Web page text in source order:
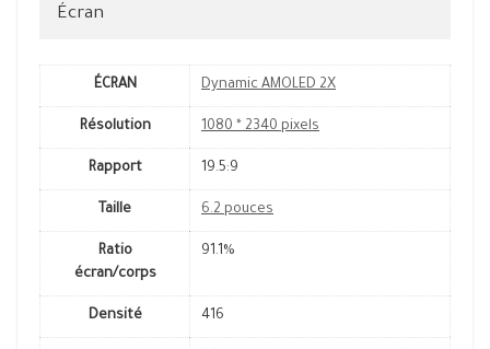
Écran
ÉCRAN Dynamic AMOLED 2X
Résolution 1080 * 2340 pixels
Rapport 19.5:9
Taille 6.2 pouces
Ratio
écran/corps
91.1%
Densité 416